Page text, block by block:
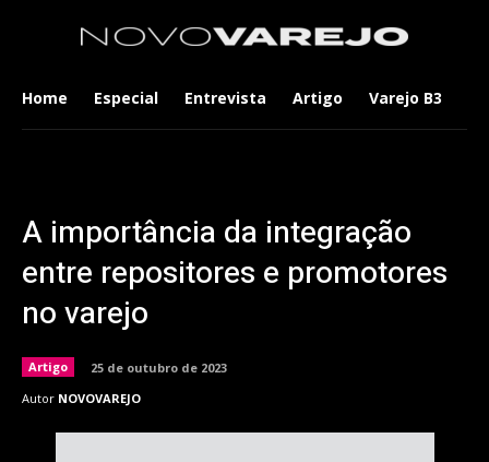
Home Especial Entrevista Artigo Varejo B3
A importância da integração
entre repositores e promotores
no varejo
Artigo
25 de outubro de 2023
Autor NOVOVAREJO